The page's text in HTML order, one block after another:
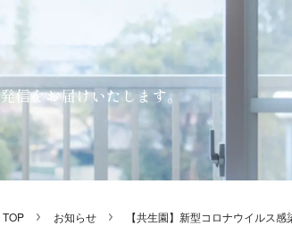
信をお届けいたします。
TOP お知らせ 【共生園】新型コロナウイルス